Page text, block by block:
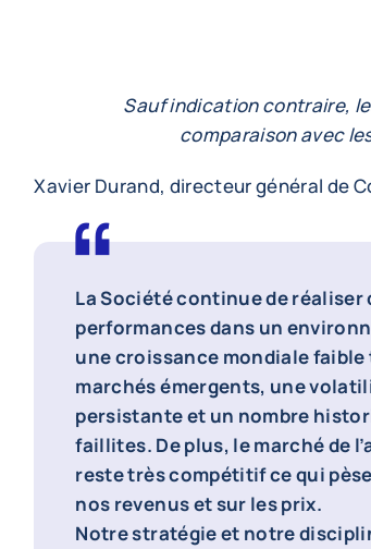
Sauf indication contraire,
comparaison avec
Xavier Durand, directeur général de
La Société continue de réaliser
performances dans un
une croissance mondiale faible
marchés émergents, une
persistante et un nombre
faillites. De plus, le marché de
reste très compétitif ce qui
nos revenus et sur les prix.
Notre stratégie et notre